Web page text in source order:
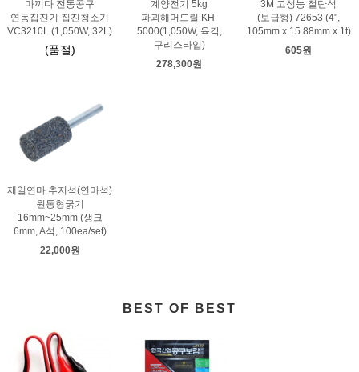
마끼다 전동공구
연동집진기 집진청소기
VC3210L (1,050W, 32L)
(품절)
계양전기 5kg
파괴해머드릴 KH-
5000(1,050W, 육각,
구리스타입)
278,300원
3M 고성능 절단석
(보급형) 72653 (4",
105mm x 15.88mm x 1t)
605원
제일연마 추지석(연마석)
원통형굵기
16mm~25mm (생크
6mm, A석, 100ea/set)
22,000원
BEST OF BEST